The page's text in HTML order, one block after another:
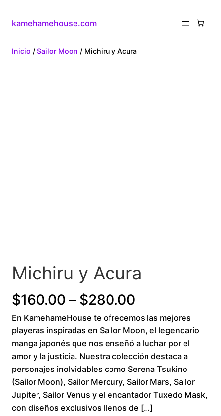
kamehamehouse.com
Inicio / Sailor Moon / Michiru y Acura
Michiru y Acura
$160.00 – $280.00
range:
$160.00
through
$280.00
En KamehameHouse te ofrecemos las mejores
playeras inspiradas en Sailor Moon, el legendario
manga japonés que nos enseñó a luchar por el
amor y la justicia. Nuestra colección destaca a
personajes inolvidables como Serena Tsukino
(Sailor Moon), Sailor Mercury, Sailor Mars, Sailor
Jupiter, Sailor Venus y el encantador Tuxedo Mask,
con diseños exclusivos llenos de […]